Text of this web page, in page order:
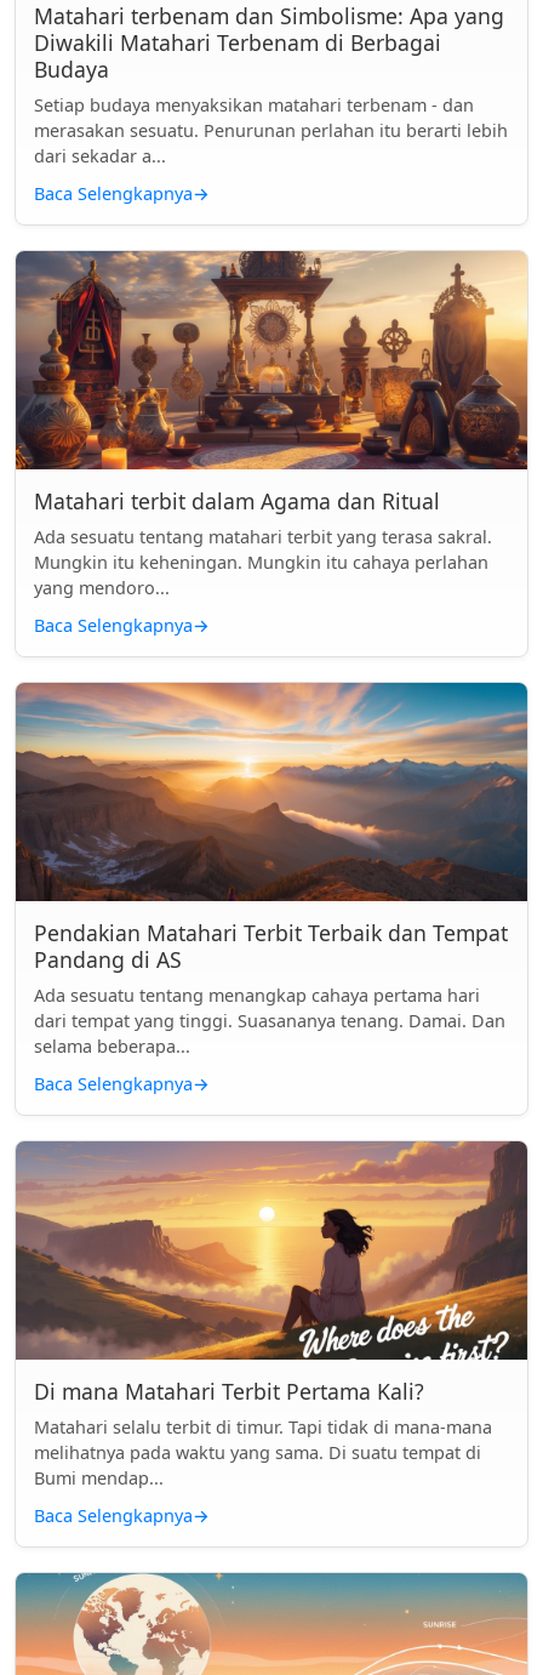
Matahari terbenam dan Simbolisme: Apa yang
Diwakili Matahari Terbenam di Berbagai
Budaya
Setiap budaya menyaksikan matahari terbenam - dan
merasakan sesuatu. Penurunan perlahan itu berarti lebih
dari sekadar a...
Baca Selengkapnya→
Matahari terbit dalam Agama dan Ritual
Ada sesuatu tentang matahari terbit yang terasa sakral.
Mungkin itu keheningan. Mungkin itu cahaya perlahan
yang mendoro...
Baca Selengkapnya→
Pendakian Matahari Terbit Terbaik dan Tempat
Pandang di AS
Ada sesuatu tentang menangkap cahaya pertama hari
dari tempat yang tinggi. Suasananya tenang. Damai. Dan
selama beberapa...
Baca Selengkapnya→
Di mana Matahari Terbit Pertama Kali?
Matahari selalu terbit di timur. Tapi tidak di mana-mana
melihatnya pada waktu yang sama. Di suatu tempat di
Bumi mendap...
Baca Selengkapnya→